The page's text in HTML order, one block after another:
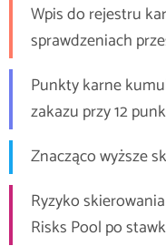
Wpis do rejestru
sprawdzeniach
Punkty karne
zakazu przy 12
Znacząco wyższe
Ryzyko
Risks Pool po